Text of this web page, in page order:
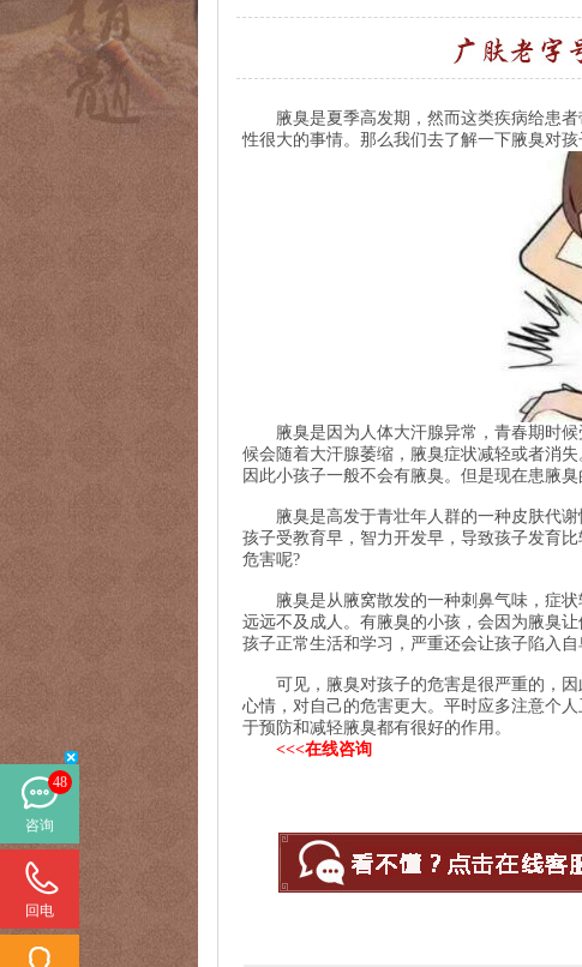
腋臭是夏季高发期，然而这类疾病给患者
性很大的事情。那么我们去了解一下腋臭对
腋臭是因为人体大汗腺异常，青春期时候
候会随着大汗腺萎缩，腋臭症状减轻或者消
因此小孩子一般不会有腋臭。但是现在患腋臭
腋臭是高发于青壮年人群的一种皮肤代谢
孩子受教育早，智力开发早，导致孩子发育
危害呢?
腋臭是从腋窝散发的一种刺鼻气味，症状
远远不及成人。有腋臭的小孩，会因为腋臭
孩子正常生活和学习，严重还会让孩子陷入
可见，腋臭对孩子的危害是很严重的，因
心情，对自己的危害更大。平时应多注意个
于预防和减轻腋臭都有很好的作用。
<<<在线咨询
48
咨询
回电